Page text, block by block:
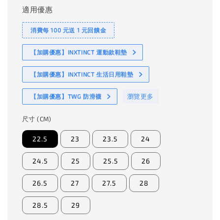
適用優惠
消費每 100 元送 1 元回饋金
【加購優惠】INXTINCT 運動款鞋墊
【加購優惠】INXTINCT 生活日用鞋墊
【加購優惠】TWG 防滑襪 瀏覽更多
尺寸 (CM)
22.5 23 23.5 24
24.5 25 25.5 26
26.5 27 27.5 28
28.5 29